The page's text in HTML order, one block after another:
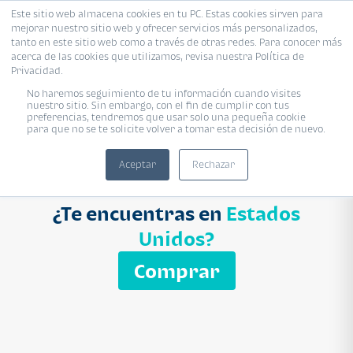
Este sitio web almacena cookies en tu PC. Estas cookies sirven para
mejorar nuestro sitio web y ofrecer servicios más personalizados,
tanto en este sitio web como a través de otras redes. Para conocer más
acerca de las cookies que utilizamos, revisa nuestra Política de
Privacidad.
No haremos seguimiento de tu información cuando visites
nuestro sitio. Sin embargo, con el fin de cumplir con tus
preferencias, tendremos que usar solo una pequeña cookie
para que no se te solicite volver a tomar esta decisión de nuevo.
Aceptar Rechazar
Proyecto Modelo Inmobiliaria
Ingresa el nombre del proyecto
Buscar
¿Te encuentras en Estados
Unidos?
Comprar